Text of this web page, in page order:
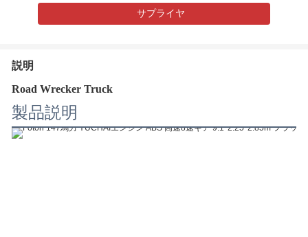
サプライヤ
説明
Road Wrecker Truck
製品説明